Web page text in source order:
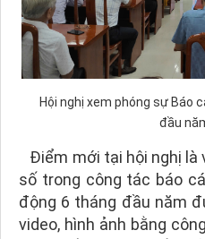
Hội nghị xem phóng sự Báo
đầu
Điểm mới tại hội nghị là
số trong công tác báo
động 6 tháng đầu năm
video, hình ảnh bằng